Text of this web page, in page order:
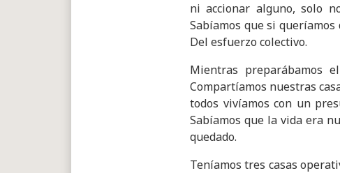
ni accionar alguno, solo
Sabíamos que si
Del esfuerzo colectivo.
Mientras preparábamos
Compartíamos nuestras
todos vivíamos con un
Sabíamos que la vida era
quedado.
Teníamos tres casas